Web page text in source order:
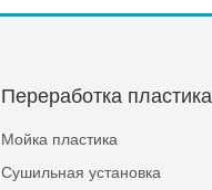
Переработка пластика
Мойка пластика
Сушильная установка